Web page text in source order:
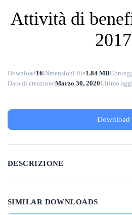
Attività di
2017
Download16Dimensioni file1.84 MB
Data di creazioneMarzo 30, 2020Ultimo
Download
DESCRIZIONE
SIMILAR DOWNLOADS